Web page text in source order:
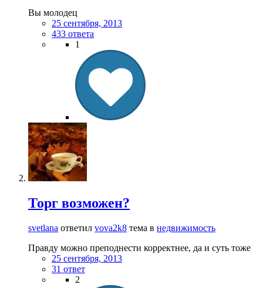
Вы молодец
25 сентября, 2013
433 ответа
1
Торг возможен?
svetlana ответил vova2k8 тема в недвижимость
Правду можно преподнести корректнее, да и суть тоже
25 сентября, 2013
31 ответ
2